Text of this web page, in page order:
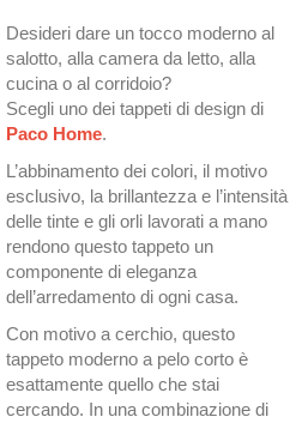
Desideri dare un tocco moderno al
salotto, alla camera da letto, alla
cucina o al corridoio?
Scegli uno dei tappeti di design di
Paco Home.
L’abbinamento dei colori, il motivo
esclusivo, la brillantezza e l’intensità
delle tinte e gli orli lavorati a mano
rendono questo tappeto un
componente di eleganza
dell’arredamento di ogni casa.
Con motivo a cerchio, questo
tappeto moderno a pelo corto è
esattamente quello che stai
cercando. In una combinazione di